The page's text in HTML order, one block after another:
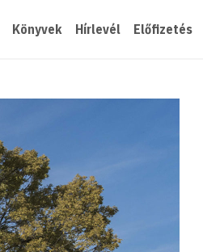
Könyvek Hírlevél Előfizetés